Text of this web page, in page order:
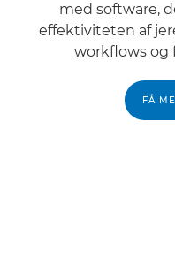
med software,
effektiviteten af
workflows og
FÅ